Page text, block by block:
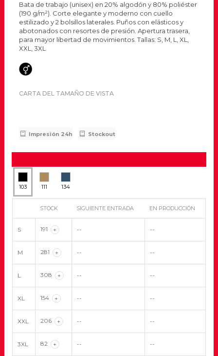
Bata de trabajo (unisex) en 20% algodón y 80% poliéster
(190 g/m²). Corte elegante y moderno con cuello
estilizado y 2 bolsillos laterales. Puños con elásticos y
abotonados con resortes de presión. Apertura trasera,
para mayor libertad de movimientos. Tallas: S, M, L, XL,
XXL, 3XL
CARTA DEL TAMAÑO DE VISTA
Impresión 24h Stockout
103 111 134
STOCK SIGUIENTE ENTRADA EN PRODUCCIÓN
S 191 + -- --
M 281 + -- --
L 308 + -- --
XL 154 + -- --
XXL 206 + -- --
3XL 82 + -- --